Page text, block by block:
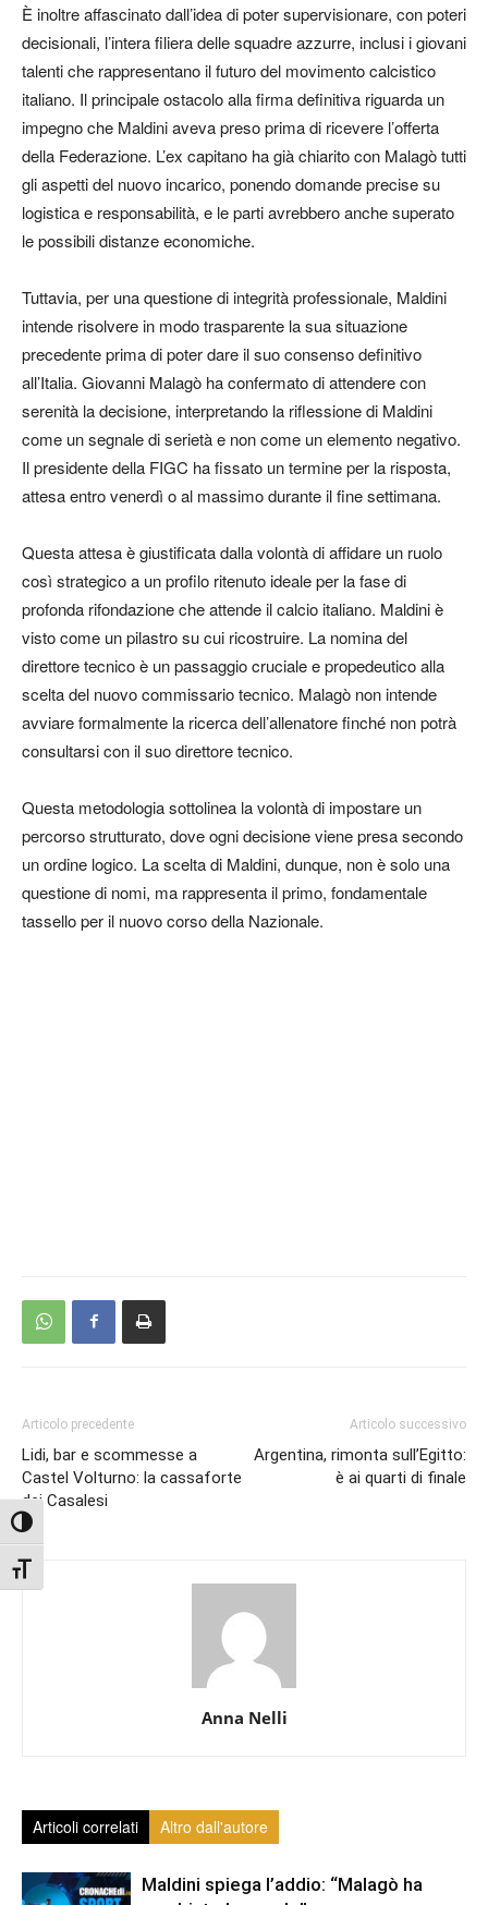
Attiva/disattiva alto contrasto
Attiva/disattiva dimensione testo
È inoltre affascinato dall’idea di poter supervisionare, con poteri
decisionali, l’intera filiera delle squadre azzurre, inclusi i giovani
talenti che rappresentano il futuro del movimento calcistico
italiano. Il principale ostacolo alla firma definitiva riguarda un
impegno che Maldini aveva preso prima di ricevere l’offerta
della Federazione. L’ex capitano ha già chiarito con Malagò tutti
gli aspetti del nuovo incarico, ponendo domande precise su
logistica e responsabilità, e le parti avrebbero anche superato
le possibili distanze economiche.
Tuttavia, per una questione di integrità professionale, Maldini
intende risolvere in modo trasparente la sua situazione
precedente prima di poter dare il suo consenso definitivo
all’Italia. Giovanni Malagò ha confermato di attendere con
serenità la decisione, interpretando la riflessione di Maldini
come un segnale di serietà e non come un elemento negativo.
Il presidente della FIGC ha fissato un termine per la risposta,
attesa entro venerdì o al massimo durante il fine settimana.
Questa attesa è giustificata dalla volontà di affidare un ruolo
così strategico a un profilo ritenuto ideale per la fase di
profonda rifondazione che attende il calcio italiano. Maldini è
visto come un pilastro su cui ricostruire. La nomina del
direttore tecnico è un passaggio cruciale e propedeutico alla
scelta del nuovo commissario tecnico. Malagò non intende
avviare formalmente la ricerca dell’allenatore finché non potrà
consultarsi con il suo direttore tecnico.
Questa metodologia sottolinea la volontà di impostare un
percorso strutturato, dove ogni decisione viene presa secondo
un ordine logico. La scelta di Maldini, dunque, non è solo una
questione di nomi, ma rappresenta il primo, fondamentale
tassello per il nuovo corso della Nazionale.
Articolo precedente
Lidi, bar e scommesse a
Castel Volturno: la cassaforte
dei Casalesi
Articolo successivo
Argentina, rimonta sull’Egitto:
è ai quarti di finale
Anna Nelli
Articoli correlati Altro dall'autore
Maldini spiega l’addio: “Malagò ha